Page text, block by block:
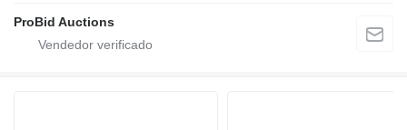
ProBid Auctions